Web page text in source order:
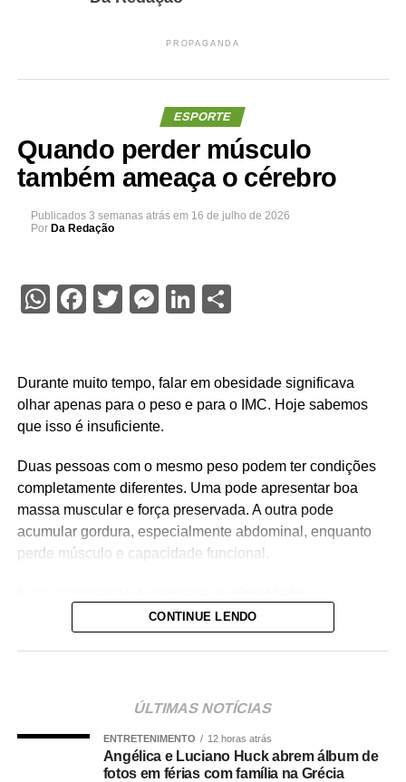
PROPAGANDA
ESPORTE
Quando perder músculo
também ameaça o cérebro
Publicados 3 semanas atrás em 16 de julho de 2026
Por Da Redação
WhatsApp
Facebook
Twitter
Messenger
LinkedIn
Share
Durante muito tempo, falar em obesidade significava
olhar apenas para o peso e para o IMC. Hoje sabemos
que isso é insuficiente.
Duas pessoas com o mesmo peso podem ter condições
completamente diferentes. Uma pode apresentar boa
massa muscular e força preservada. A outra pode
acumular gordura, especialmente abdominal, enquanto
perde músculo e capacidade funcional.
Ela reúne dois problemas importantes: excesso de
muscular. Além de aumentar o risco de fragilidade,
evidências mostram que essa condição também pode
estar associada a maior risco de demência.
CONTINUE LENDO
ÚLTIMAS NOTÍCIAS
ENTRETENIMENTO 12 horas atrás
Angélica e Luciano Huck abrem álbum de
fotos em férias com família na Grécia